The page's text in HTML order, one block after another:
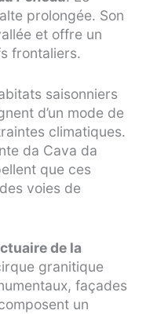
prolongée. Son
et offre un
frontaliers.
saisonniers
d’un mode de
climatiques.
da Cava da
que ces
voies de
de la
granitique
façades
un